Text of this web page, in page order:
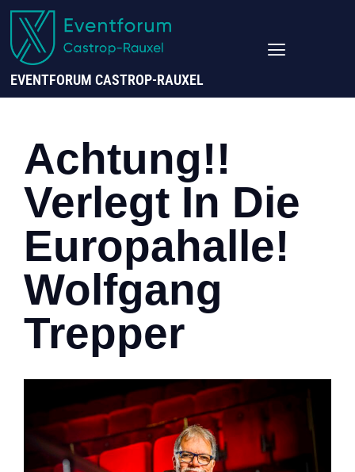
EVENTFORUM CASTROP-RAUXEL
Achtung!!
Verlegt In Die
Europahalle!
Wolfgang
Trepper